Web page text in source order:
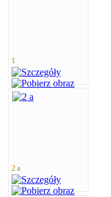
1
2 a